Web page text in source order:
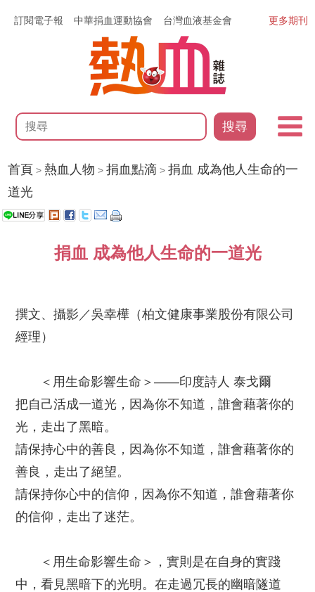
訂閱電子報 中華捐血運動協會 台灣血液基金會
搜尋
更多期刊
首頁 >熱血人物 >捐血點滴 >捐血 成為他人生命的一
道光
捐血 成為他人生命的一道光
撰文、攝影／吳幸樺（柏文健康事業股份有限公司
經理）
＜用生命影響生命＞——印度詩人 泰戈爾
把自己活成一道光，因為你不知道，誰會藉著你的
光，走出了黑暗。
請保持心中的善良，因為你不知道，誰會藉著你的
善良，走出了絕望。
請保持你心中的信仰，因為你不知道，誰會藉著你
的信仰，走出了迷茫。
＜用生命影響生命＞，實則是在自身的實踐
中，看見黑暗下的光明。在走過冗長的幽暗隧道